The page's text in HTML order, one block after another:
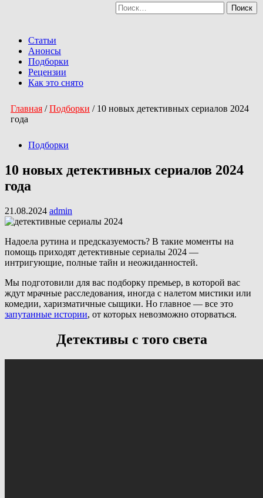
Статьи
Анонсы
Подборки
Рецензии
Как это снято
Найти:
Главная /Подборки / 10 новых детективных сериалов 2024
года
Подборки
10 новых детективных сериалов 2024
года
21.08.2024 admin
Надоела рутина и предсказуемость? В такие моменты на
помощь приходят детективные сериалы 2024 —
интригующие, полные тайн и неожиданностей.
Мы подготовили для вас подборку премьер, в которой вас
ждут мрачные расследования, иногда с налетом мистики или
комедии, харизматичные сыщики. Но главное — все это
запутанные истории, от которых невозможно оторваться.
Детективы с того света